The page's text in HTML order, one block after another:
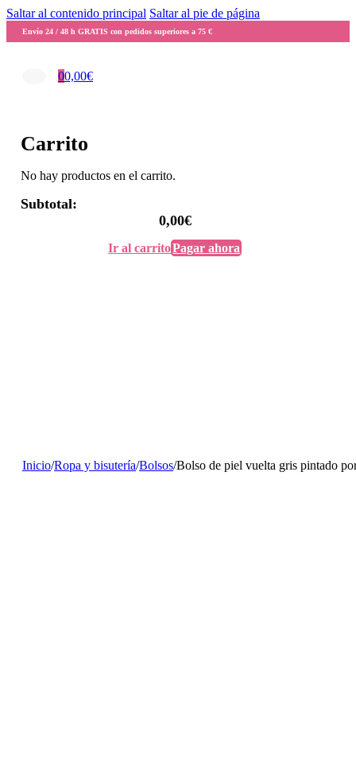
Saltar al contenido principal Saltar al pie de página
Envío 24 / 48 h GRATIS con pedidos superiores a 75 €
00,00€
Carrito
No hay productos en el carrito.
Subtotal:
0,00€
Ir al carritoPagar ahora
Inicio/Ropa y bisutería/Bolsos/Bolso de piel vuelta gris pintado